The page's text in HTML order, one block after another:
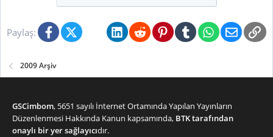
Paylaş: FacebookX (Twitter)BlueskyLinkedInRedditPinterestTumblrWhatsApp
E-posta
2009 Arşiv
GSCimbom, 5651 sayılı İnternet Ortamında Yapılan Yayınların
Düzenlenmesi Hakkında Kanun kapsamında, BTK tarafından
onaylı bir yer sağlayıcıdır.